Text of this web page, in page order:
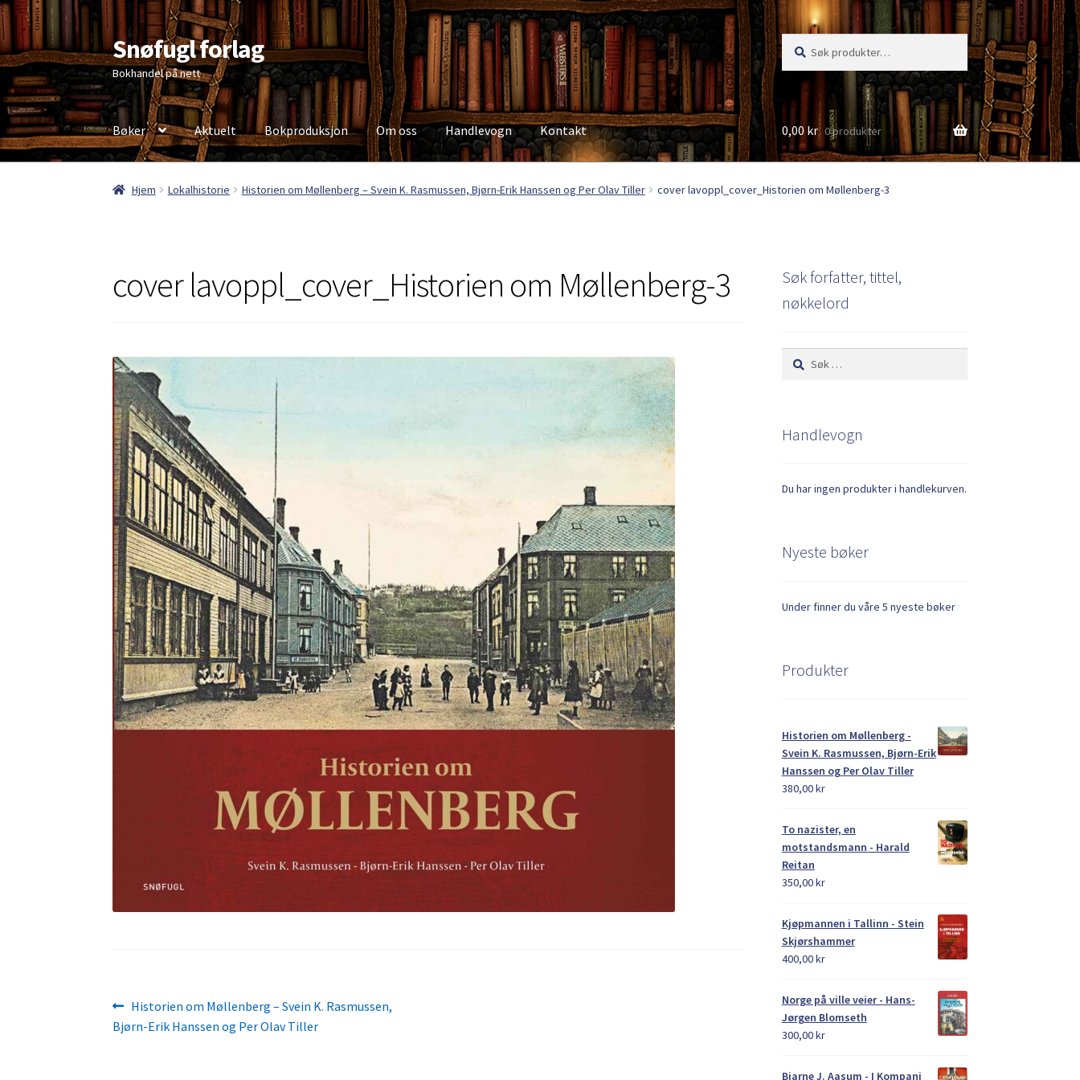
Hopp
til
navigasjon
Hopp
til
innhold
Snøfugl forlag
Bokhandel på nett
Søk
etter:
Søk
Bøker Aktuelt Bokproduksjon Om oss Handlevogn Kontakt
Hjem Aktuelt Antikvariske bøker Handlekurv Kasse Kategorier Kjøpsvilkår Kontakt Min side My Account Om oss
0,00 kr 0 produkter
Hjem Lokalhistorie Historien om Møllenberg – Svein K. Rasmussen, Bjørn-Erik Hanssen og Per Olav Tiller cover lavoppl_cover_Historien om Møllenberg-3
cover lavoppl_cover_Historien om Møllenberg-3
Innleggsnavigasjon
Forrige
innlegg:
Historien om Møllenberg – Svein K. Rasmussen,
Bjørn-Erik Hanssen og Per Olav Tiller
Søk forfatter, tittel,
nøkkelord
Søk
etter:
Handlevogn
Du har ingen produkter i handlekurven.
Nyeste bøker
Under finner du våre 5 nyeste bøker
Produkter
Historien om Møllenberg -
Svein K. Rasmussen, Bjørn-Erik
Hanssen og Per Olav Tiller
380,00kr
To nazister, en
motstandsmann - Harald
Reitan
350,00kr
Kjøpmannen i Tallinn - Stein
Skjørshammer
400,00kr
Norge på ville veier - Hans-
Jørgen Blomseth
300,00kr
Bjarne J. Aasum - I Kompani